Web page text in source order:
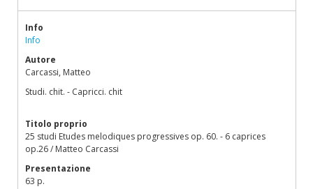
Info
Info
Autore
Carcassi, Matteo
Studi. chit. - Capricci. chit
Titolo proprio
25 studi Etudes melodiques progressives op. 60. - 6 caprices
op.26 / Matteo Carcassi
Presentazione
63 p.